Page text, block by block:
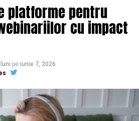
platforme pentru
cu impact
pe iunie 7, 2026